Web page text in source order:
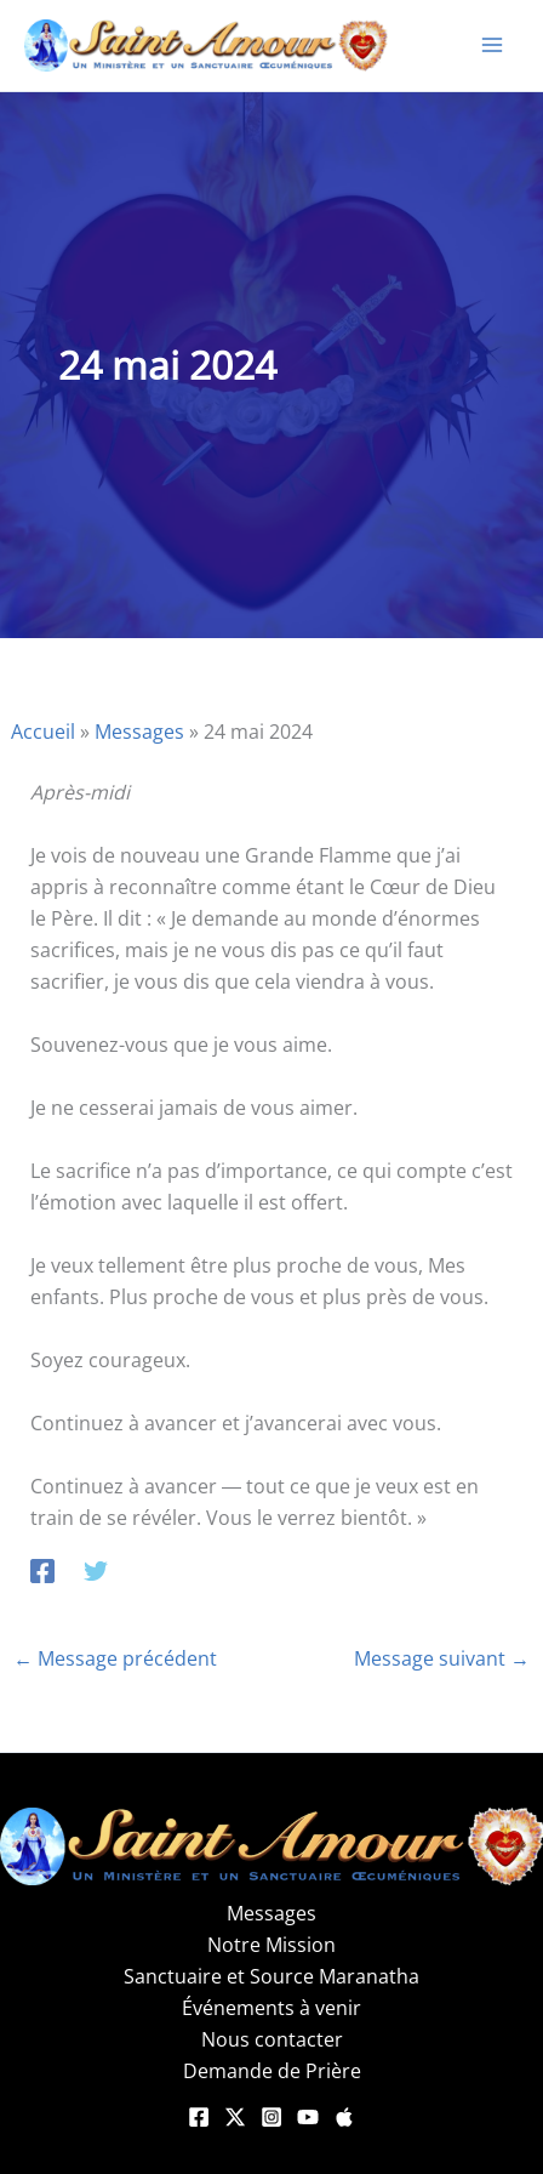
Aller
contenu
24 mai 2024
Accueil » Messages »24 mai 2024
Après-midi
Je vois de nouveau une Grande Flamme que j’ai
appris à reconnaître comme étant le Cœur de Dieu
le Père. Il dit : « Je demande au monde d’énormes
sacrifices, mais je ne vous dis pas ce qu’il faut
sacrifier, je vous dis que cela viendra à vous.
Souvenez-vous que je vous aime.
Je ne cesserai jamais de vous aimer.
Le sacrifice n’a pas d’importance, ce qui compte c’est
l’émotion avec laquelle il est offert.
Je veux tellement être plus proche de vous, Mes
enfants. Plus proche de vous et plus près de vous.
Soyez courageux.
Continuez à avancer et j’avancerai avec vous.
Continuez à avancer ― tout ce que je veux est en
train de se révéler. Vous le verrez bientôt. »
← Message précédent Message suivant →
Messages
Notre Mission
Sanctuaire et Source Maranatha
Événements à venir
Nous contacter
Demande de Prière